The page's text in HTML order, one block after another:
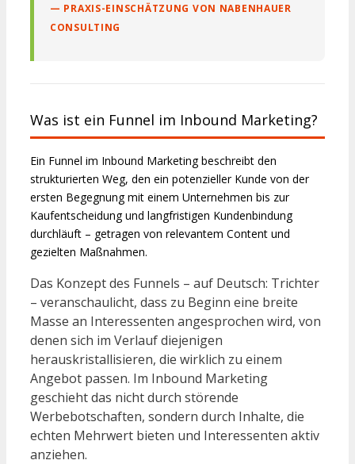
— PRAXIS-EINSCHÄTZUNG VON NABENHAUER
CONSULTING
Was ist ein Funnel im Inbound Marketing?
Ein Funnel im Inbound Marketing beschreibt den
strukturierten Weg, den ein potenzieller Kunde von der
ersten Begegnung mit einem Unternehmen bis zur
Kaufentscheidung und langfristigen Kundenbindung
durchläuft – getragen von relevantem Content und
gezielten Maßnahmen.
Das Konzept des Funnels – auf Deutsch: Trichter
– veranschaulicht, dass zu Beginn eine breite
Masse an Interessenten angesprochen wird, von
denen sich im Verlauf diejenigen
herauskristallisieren, die wirklich zu einem
Angebot passen. Im Inbound Marketing
geschieht das nicht durch störende
Werbebotschaften, sondern durch Inhalte, die
echten Mehrwert bieten und Interessenten aktiv
anziehen.